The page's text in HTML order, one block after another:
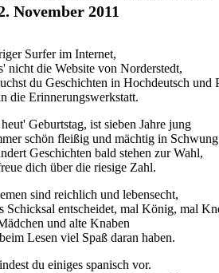
November 2011
Surfer im Internet,
nicht die Website von Norderstedt,
du Geschichten in Hochdeutsch und
die Erinnerungswerkstatt.
Geburtstag, ist sieben Jahre jung
schön fleißig und mächtig in
Geschichten bald stehen zur Wahl,
dich über die riesige Zahl.
sind reichlich und lebensecht,
Schicksal entscheidet, mal König, mal
und alte Knaben
Lesen viel Spaß daran haben.
du einiges spanisch vor.